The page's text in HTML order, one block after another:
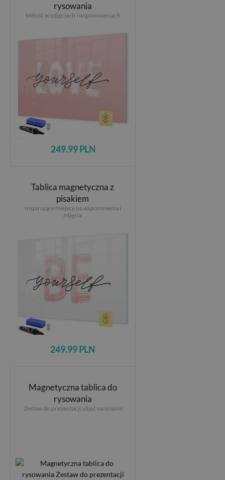
rysowania
Miłość w zdjęciach i wspomnieniach
249.99 PLN
Tablica magnetyczna z
pisakiem
Inspirujące miejsce na wspomnienia i
zdjęcia
249.99 PLN
Magnetyczna tablica do
rysowania
Zestaw do prezentacji zdjęć na ścianie